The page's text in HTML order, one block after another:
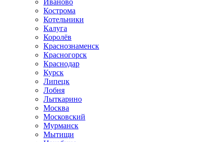
Иваново
Кострома
Котельники
Калуга
Королёв
Краснознаменск
Красногорск
Краснодар
Курск
Липецк
Лобня
Лыткарино
Москва
Московский
Мурманск
Мытищи